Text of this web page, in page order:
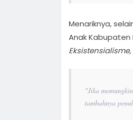
Menariknya,
Anak
"Jika
tambahnya